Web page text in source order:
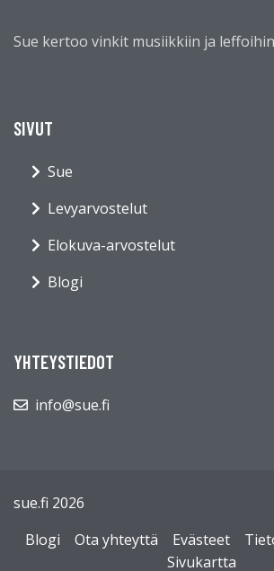
Sue kertoo vinkit musiikkiin ja
SIVUT
Sue
Levyarvostelut
Elokuva-arvostelut
Blogi
YHTEYSTIEDOT
info@sue.fi
sue.fi 2026
Blogi
Ota yhteyttä Evästeet
Sivukartta